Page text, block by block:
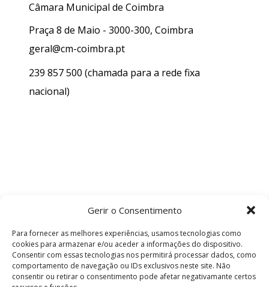
Gerir o Consentimento
Para fornecer as melhores experiências, usamos tecnologias como
cookies para armazenar e/ou aceder a informações do dispositivo.
Consentir com essas tecnologias nos permitirá processar dados, como
comportamento de navegação ou IDs exclusivos neste site. Não
consentir ou retirar o consentimento pode afetar negativamante certos
Câmara Municipal de Coimbra
Praça 8 de Maio - 3000-300, Coimbra
geral@cm-coimbra.pt
239 857 500 (chamada para a rede fixa
nacional)